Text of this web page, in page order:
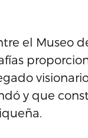
el Museo
y que